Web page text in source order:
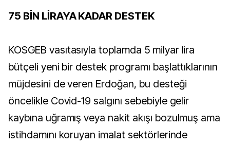
75 BİN LİRAYA KADAR DESTEK
KOSGEB vasıtasıyla toplamda 5 milyar lira
bütçeli yeni bir destek programı başlattıklarının
müjdesini de veren Erdoğan, bu desteği
öncelikle Covid-19 salgını sebebiyle gelir
kaybına uğramış veya nakit akışı bozulmuş ama
istihdamını koruyan imalat sektörlerinde